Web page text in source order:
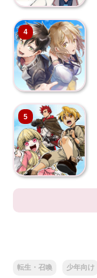
4
5
転生・召喚 少年向け